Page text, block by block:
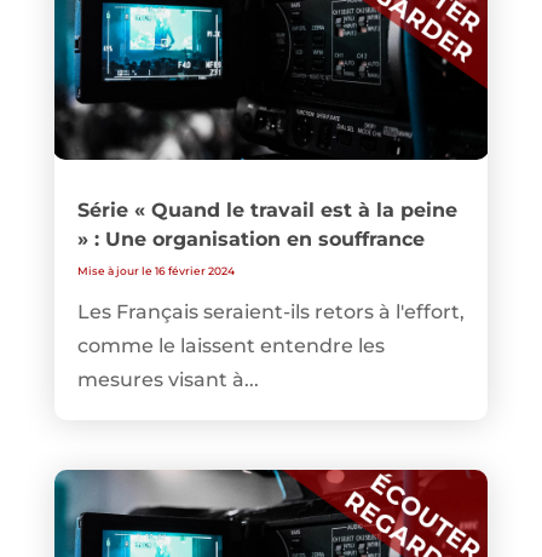
Série « Quand le travail est à la peine
» : Une organisation en souffrance
Mise à jour le 16 février 2024
Les Français seraient-ils retors à l'effort,
comme le laissent entendre les
mesures visant à...